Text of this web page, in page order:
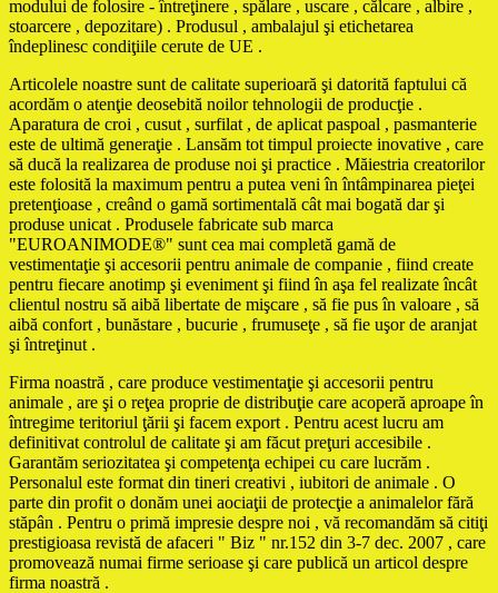
modului de folosire - întreţinere , spălare , uscare , călcare , albire ,
stoarcere , depozitare) . Produsul , ambalajul şi etichetarea
îndeplinesc condiţiile cerute de UE .
Articolele noastre sunt de calitate superioară şi datorită faptului că
acordăm o atenţie deosebită noilor tehnologii de producţie .
Aparatura de croi , cusut , surfilat , de aplicat paspoal , pasmanterie
este de ultimă generaţie . Lansăm tot timpul proiecte inovative , care
să ducă la realizarea de produse noi şi practice . Măiestria creatorilor
este folosită la maximum pentru a putea veni în întâmpinarea pieţei
pretenţioase , creând o gamă sortimentală cât mai bogată dar şi
produse unicat . Produsele fabricate sub marca
"EUROANIMODE®" sunt cea mai completă gamă de
vestimentaţie şi accesorii pentru animale de companie , fiind create
pentru fiecare anotimp şi eveniment şi fiind în aşa fel realizate încât
clientul nostru să aibă libertate de mişcare , să fie pus în valoare , să
aibă confort , bunăstare , bucurie , frumuseţe , să fie uşor de aranjat
şi întreţinut .
Firma noastră , care produce vestimentaţie şi accesorii pentru
animale , are şi o reţea proprie de distribuţie care acoperă aproape în
întregime teritoriul ţării şi facem export . Pentru acest lucru am
definitivat controlul de calitate şi am făcut preţuri accesibile .
Garantăm seriozitatea şi competenţa echipei cu care lucrăm .
Personalul este format din tineri creativi , iubitori de animale . O
parte din profit o donăm unei aociaţii de protecţie a animalelor fără
stăpân . Pentru o primă impresie despre noi , vă recomandăm să citiţi
prestigioasa revistă de afaceri " Biz " nr.152 din 3-7 dec. 2007 , care
promovează numai firme serioase şi care publică un articol despre
firma noastră .